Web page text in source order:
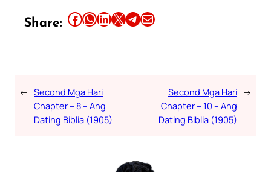
Share: Share this article on Facebook Share this article on WhatsApp Share this article on LinkedIn Share this article on X Share this article on TelegramEmail this Article
← Second Mga Hari
Chapter – 8 – Ang
Dating Biblia (1905)
Second Mga Hari
Chapter – 10 – Ang
Dating Biblia (1905)
→